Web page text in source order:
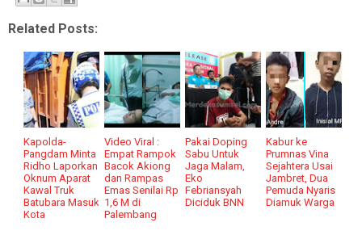
Related Posts:
Kapolda-
Pangdam Minta
Ridho Laporkan
Oknum Aparat
Kawal Truk
Batubara Masuk
Kota
Video Viral :
Empat Rampok
Bacok Akiong
dan Rampas
Emas Senilai Rp
1,6 M di
Palembang
Pakai Doping
Sabu Untuk
Jaga Malam,
Eko
Febriansyah
Diciduk BNN
Kabur ke
Prumnas Vina
Sejahtera Usai
Jambret, Dua
Pemuda Nyaris
Diamuk Warga